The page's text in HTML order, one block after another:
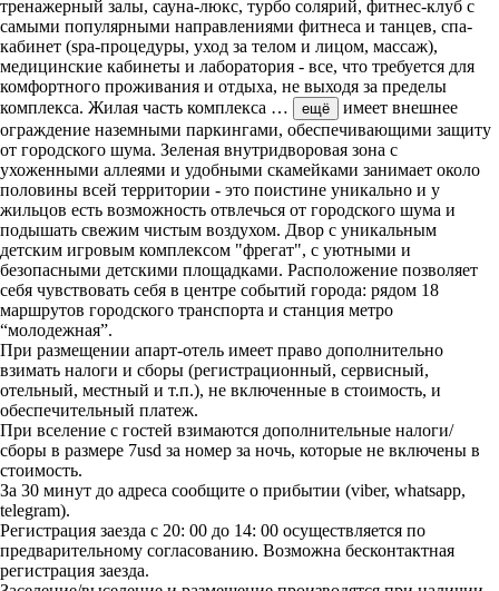
тренажерный залы, сауна-люкс, турбо солярий, фитнес-клуб с
самыми популярными направлениями фитнеса и танцев, спа-
кабинет (spa-процедуры, уход за телом и лицом, массаж),
медицинские кабинеты и лаборатория - все, что требуется для
комфортного проживания и отдыха, не выходя за пределы
комплекса. Жилая часть комплекса … ещё
имеет внешнее
ограждение наземными паркингами, обеспечивающими защиту
от городского шума. Зеленая внутридворовая зона с
ухоженными аллеями и удобными скамейками занимает около
половины всей территории - это поистине уникально и у
жильцов есть возможность отвлечься от городского шума и
подышать свежим чистым воздухом. Двор с уникальным
детским игровым комплексом "фрегат", с уютными и
безопасными детскими площадками. Расположение позволяет
себя чувствовать себя в центре событий города: рядом 18
маршрутов городского транспорта и станция метро
“молодежная”.
При размещении апарт-отель имеет право дополнительно
взимать налоги и сборы (регистрационный, сервисный,
отельный, местный и т.п.), не включенные в стоимость, и
обеспечительный платеж.
При вселение с гостей взимаются дополнительные налоги/
сборы в размере 7usd за номер за ночь, которые не включены в
стоимость.
За 30 минут до адреса сообщите о прибытии (viber, whatsapp,
telegram).
Регистрация заезда с 20: 00 до 14: 00 осуществляется по
предварительному согласованию. Возможна бесконтактная
регистрация заезда.